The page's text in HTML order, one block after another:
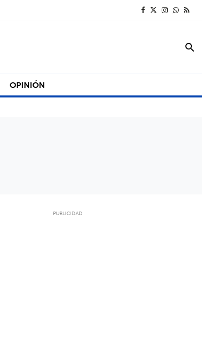
search
OPINIÓN